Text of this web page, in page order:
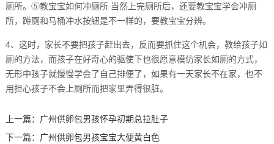
厕所。⑤教宝宝如何冲厕所 当然上完厕所后，还要教宝宝学会冲厕
所，蹲厕和马桶冲水按钮是不一样的，要教宝宝分辨。
4、这时，家长不要把孩子赶出去，反而要抓住这个机会，教给孩子如
厕的方法，而孩子在好奇心的驱使下也很愿意模仿家长如厕的方式，
无形中孩子就慢慢学会了自己排便了，如果有一天家长不在家，也不
用担心孩子不会上厕所而把家里弄得很脏。
上一篇： 广州供卵包男孩怀孕初期总拉肚子
下一篇： 广州供卵包男孩宝宝大便黄白色